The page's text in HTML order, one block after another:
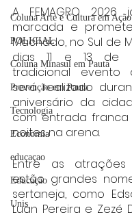
Coluna Arte e Cultura em Ação
POLICIAL
Coluna Minasul em Pauta
Prevenção em Pauta
Tecnologia
Economia
educaçao
Educação
Unis
A FEMAGRO
marcada e
Machado, no Sul de
dias 11 e 13 de
tradicional evento
será realizado
aniversário da
com entrada
noites na arena.
Entre as atrações
estão grandes
sertaneja, como
Luan Pereira e Zezé